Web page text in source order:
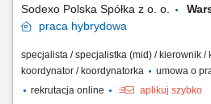
Sodexo Polska Spółka z o. o.
praca hybrydowa
specjalista / specjalistka (mid) / kierownik /
koordynator / koordynatorka
umowa o
rekrutacja online
aplikuj szybko